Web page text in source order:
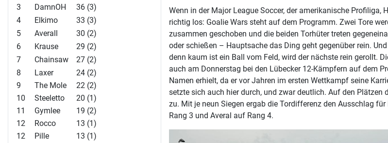
3
DamnOH
36 (3)
4
Elkimo
33 (3)
5
Averall
30 (2)
6
Krause
29 (2)
7
Chainsaw
27 (2)
8
Laxer
24 (2)
9
The Mole
22 (2)
10
Steeletto
20 (1)
11
Gymlee
19 (2)
12
Rocco
13 (1)
12
Pille
13 (1)
Wenn in der Major League Soccer, der amerikanische Profiliga,
richtig los: Goalie Wars steht auf dem Programm. Zwei Tore
zusammen geschoben und die beiden Torhüter treten
oder schießen – Hauptsache das Ding geht gegenüber rein.
denn kaum ist ein Ball vom Feld, wird der nächste rein gerollt.
auch am Donnerstag bei den Lübecker 12-Kämpfern auf dem
Namen erhielt, da er vor Jahren im ersten Wettkampf seine
setzte sich auch hier durch, und zwar deutlich. Auf den Plätzen
zu. Mit je neun Siegen ergab die Tordifferenz den Ausschlag
Rang 3 und Averal auf Rang 4.